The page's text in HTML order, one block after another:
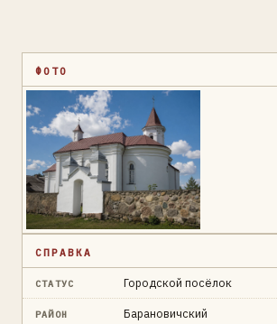
ФОТО
СПРАВКА
СТАТУС Городской посёлок
РАЙОН Барановичский